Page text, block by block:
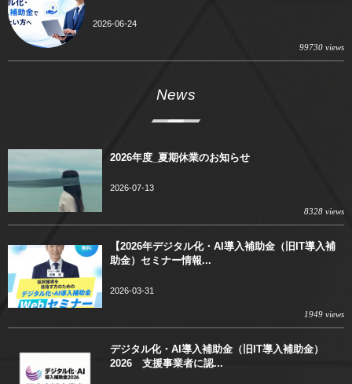
2026-06-24
99730 views
News
2026年度_夏期休業のお知らせ
2026-07-13
8328 views
【2026年デジタル化・AI導入補助金（旧IT導入補
助金）セミナー情報...
2026-03-31
1949 views
デジタル化・AI導入補助金（旧IT導入補助金）
2026 支援事業者に認...